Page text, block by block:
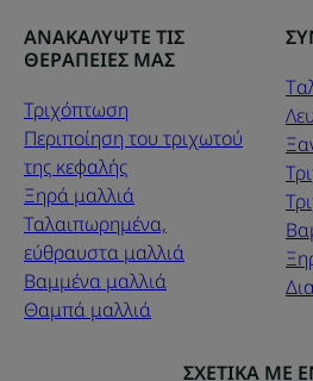
ΑΝΑΚΑΛΥΨΤΕ ΤΙΣ
ΘΕΡΑΠΕΙΕΣ ΜΑΣ
Τριχόπτωση
Περιποίηση του τριχωτού
της κεφαλής
Ξηρά μαλλιά
Ταλαιπωρημένα,
εύθραυστα μαλλιά
Βαμμένα μαλλιά
Θαμπά μαλλιά
ΣΧΕΤΙΚΑ ΜΕ